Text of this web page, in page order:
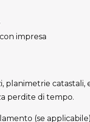
impresa
planimetrie
perdite di tempo.
(se applicabile)